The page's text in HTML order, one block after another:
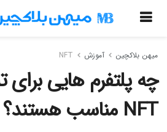
میهن بلاکچین آموزش NFT
چه پلتفرم هایی برای
NFT مناسب هستند؟